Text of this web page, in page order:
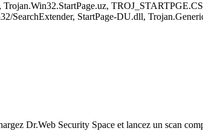
SearchExtender, StartPage-DU.dll,
Dr.Web Security Space et lancez un scan